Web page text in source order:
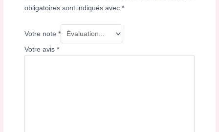
obligatoires sont indiqués avec*
Votre note*
Votre avis*